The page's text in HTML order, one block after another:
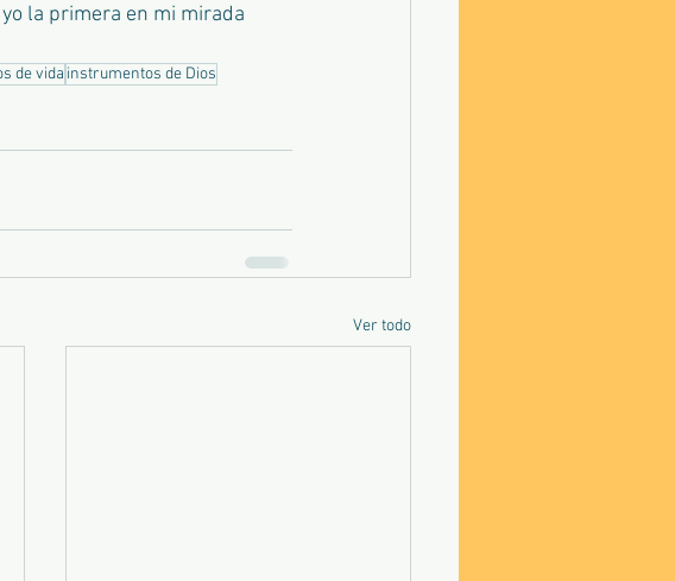
la primera en mi mirada
de vida instrumentos de Dios
Ver todo